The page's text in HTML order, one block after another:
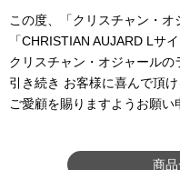
この度、「クリスチャン・
「CHRISTIAN AUJARD Lサ
クリスチャン・オジャールの
引き続き お客様に喜んで頂
ご愛顧を賜りますようお願い
商